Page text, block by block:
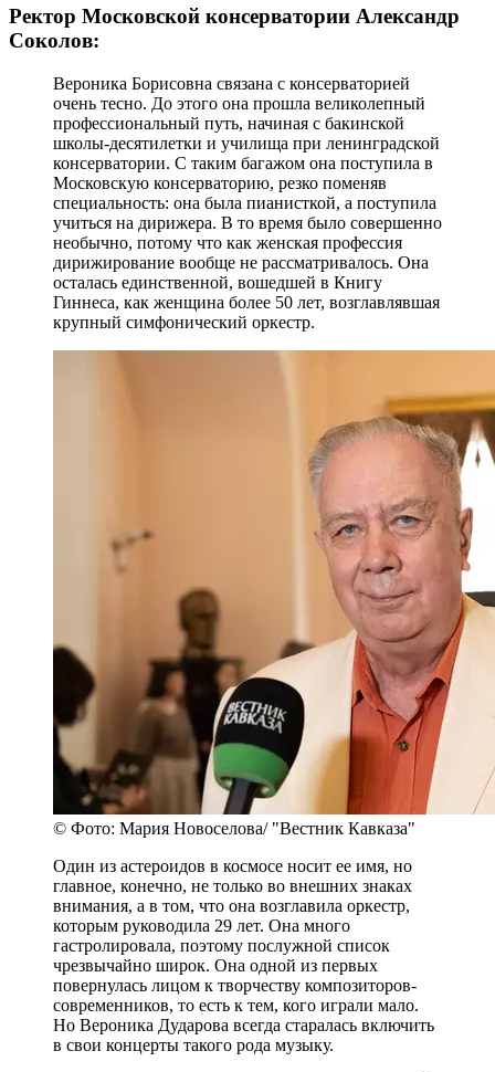
Ректор Московской консерватории Александр
Соколов:
Вероника Борисовна связана с консерваторией
очень тесно. До этого она прошла великолепный
профессиональный путь, начиная с бакинской
школы-десятилетки и училища при ленинградской
консерватории. С таким багажом она поступила в
Московскую консерваторию, резко поменяв
специальность: она была пианисткой, а поступила
учиться на дирижера. В то время было совершенно
необычно, потому что как женская профессия
дирижирование вообще не рассматривалось. Она
осталась единственной, вошедшей в Книгу
Гиннеса, как женщина более 50 лет, возглавлявшая
крупный симфонический оркестр.
© Фото: Мария Новоселова/ "Вестник Кавказа"
Один из астероидов в космосе носит ее имя, но
главное, конечно, не только во внешних знаках
внимания, а в том, что она возглавила оркестр,
которым руководила 29 лет. Она много
гастролировала, поэтому послужной список
чрезвычайно широк. Она одной из первых
повернулась лицом к творчеству композиторов-
современников, то есть к тем, кого играли мало.
Но Вероника Дударова всегда старалась включить
в свои концерты такого рода музыку.